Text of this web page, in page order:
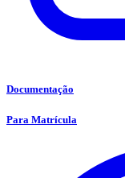
Documentação
Para Matrícula